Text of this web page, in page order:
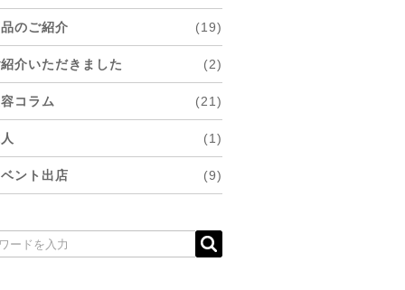
のご紹介 (19)
介いただきました (2)
コラム (21)
(1)
ント出店 (9)